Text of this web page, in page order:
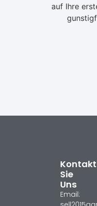
auf Ihre
Sie
Uns
Email: